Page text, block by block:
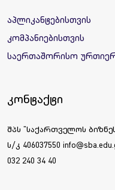
აპლიკანტებისთვის
კომპანიებისთვის
საერთაშორისო
კონტაქტი
შპს "საქართველოს
ს/კ 406037550
032 240 34 40